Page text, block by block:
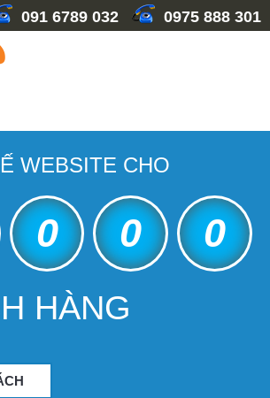
091 6789 032 0975 888 301
WEBSITE CHO
0 0 0
HÀNG